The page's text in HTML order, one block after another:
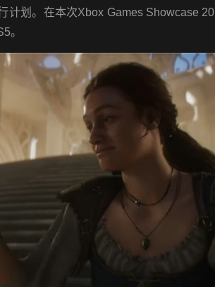
划。在本次Xbox Games Showcase
。